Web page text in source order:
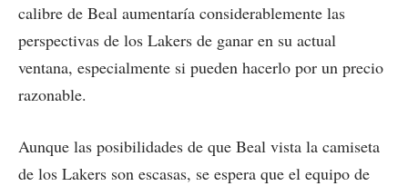
calibre de Beal aumentaría considerablemente las
perspectivas de los Lakers de ganar en su actual
ventana, especialmente si pueden hacerlo por un precio
razonable.
Aunque las posibilidades de que Beal vista la camiseta
de los Lakers son escasas, se espera que el equipo de